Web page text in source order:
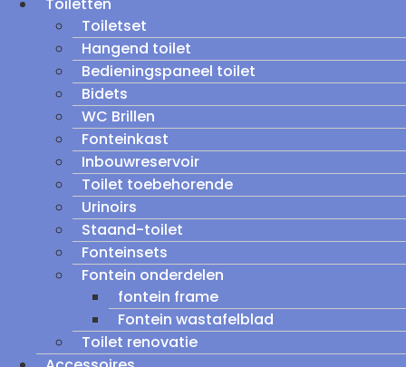
Toiletset
Hangend toilet
Bedieningspaneel toilet
Bidets
WC Brillen
Fonteinkast
Inbouwreservoir
Toilet toebehorende
Urinoirs
Staand-toilet
Fonteinsets
Fontein onderdelen
fontein frame
Fontein wastafelblad
Toilet renovatie